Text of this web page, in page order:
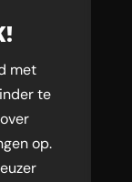
met
te
op.